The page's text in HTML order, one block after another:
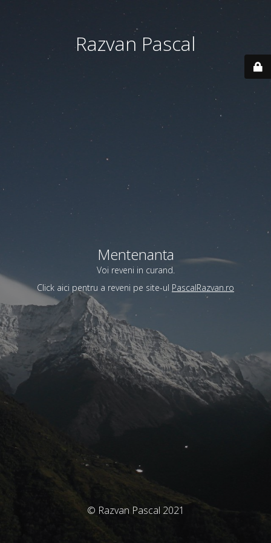
Razvan Pascal
Mentenanta
Voi reveni in curand.
Click aici pentru a reveni pe site-ul PascalRazvan.ro
© Razvan Pascal 2021